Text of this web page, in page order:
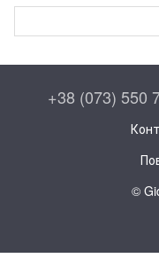
+38 (073) 550
©